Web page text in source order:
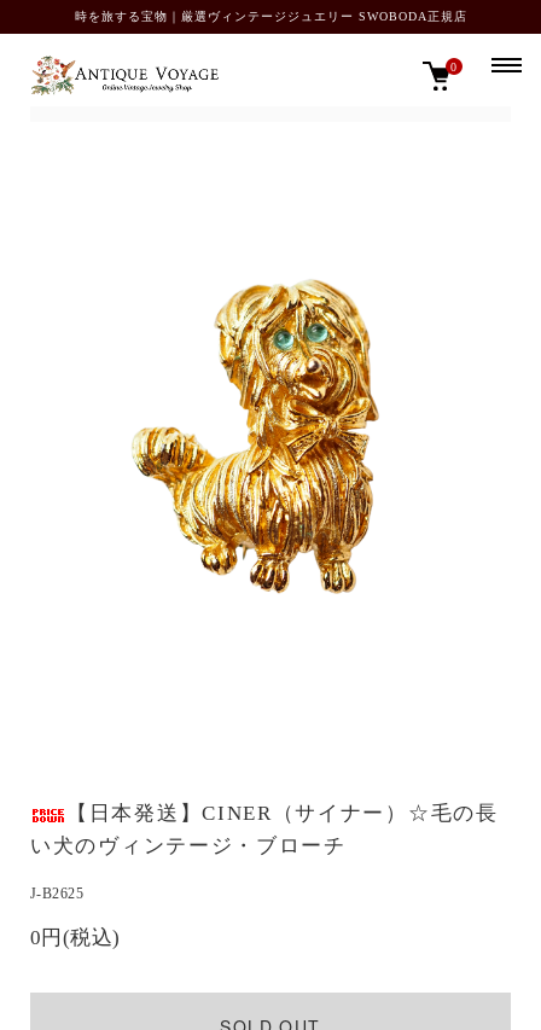
時を旅する宝物｜厳選ヴィンテージジュエリー SWOBODA正規店
0
TOP SOLD OUT カタログ
【日本発送】CINER（サイナー）☆毛の長
い犬のヴィンテージ・ブローチ
J-B2625
0円(税込)